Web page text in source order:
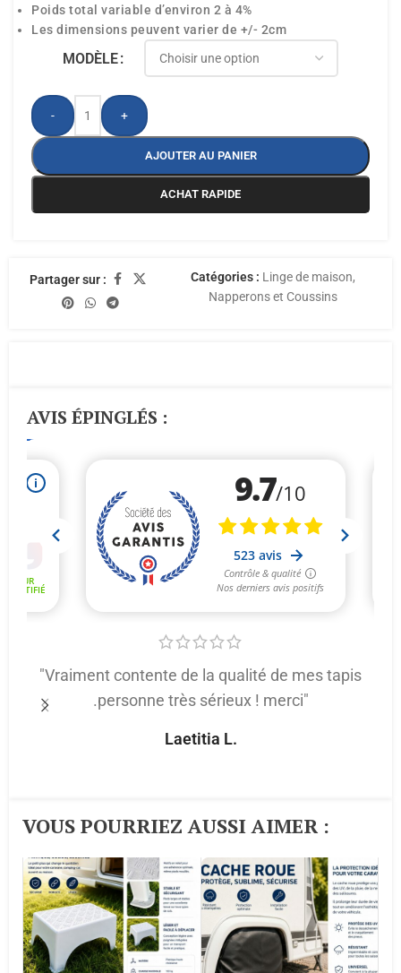
Poids total variable d’environ 2 à 4%
Les dimensions peuvent varier de +/- 2cm
MODÈLE
- +
AJOUTER AU PANIER
ACHAT RAPIDE
Partager sur : Catégories : Linge de maison,
Napperons et Coussins
AVIS ÉPINGLÉS :
"Vraiment contente de la qualité de mes tapis
.personne très sérieux ! merci"
Laetitia L.
VOUS POURRIEZ AUSSI AIMER :​